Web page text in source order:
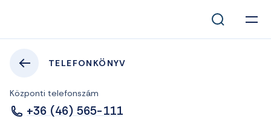
TELEFONKÖNYV
Központi telefonszám
+36 (46) 565-111